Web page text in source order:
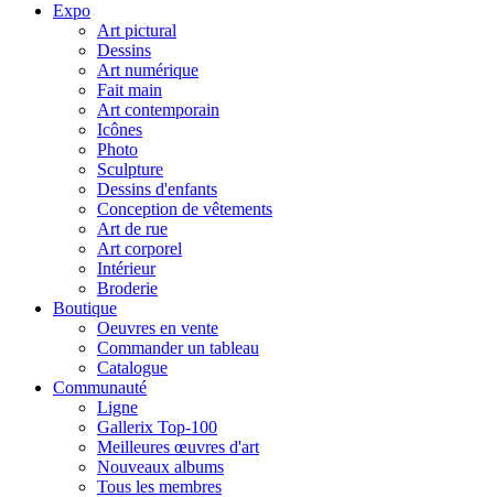
Expo
Art pictural
Dessins
Art numérique
Fait main
Art contemporain
Icônes
Photo
Sculpture
Dessins d'enfants
Conception de vêtements
Art de rue
Art corporel
Intérieur
Broderie
Boutique
Oeuvres en vente
Commander un tableau
Catalogue
Communauté
Ligne
Gallerix Top-100
Meilleures œuvres d'art
Nouveaux albums
Tous les membres